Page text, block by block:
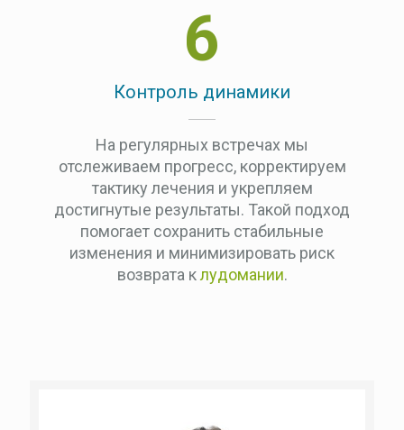
6
Контроль динамики
На регулярных встречах мы
отслеживаем прогресс, корректируем
тактику лечения и укрепляем
достигнутые результаты. Такой подход
помогает сохранить стабильные
изменения и минимизировать риск
возврата клудомании.